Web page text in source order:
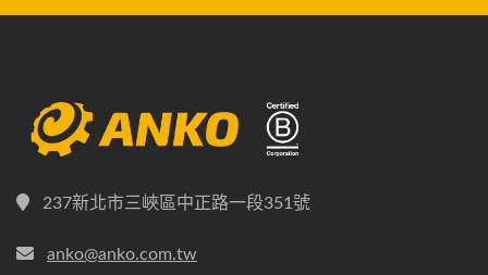
237新北市三峽區中正路一段351號
anko@anko.com.tw